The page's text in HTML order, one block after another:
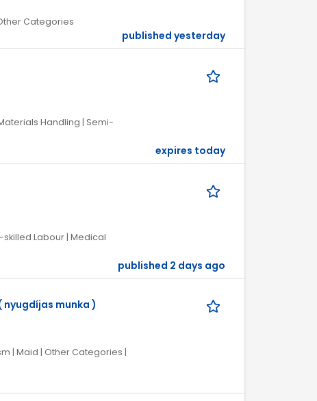
Categories
published yesterday
Handling | Semi-
expires today
Labour | Medical
published 2 days ago
munka )
| Maid | Other Categories |